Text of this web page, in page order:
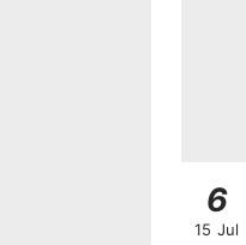
6
15 Jul